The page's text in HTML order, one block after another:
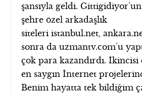
şansıyla geldi.
şehre özel arkadaşlık
siteleri istanbul.net,
sonra da uzmantv.com’u
çok para kazandırdı.
en saygın İnternet
Benim hayatta tek bildiğim